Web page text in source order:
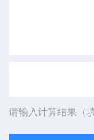
请输入计算结果（